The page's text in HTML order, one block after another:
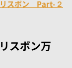
スボン Part-２
スボン万